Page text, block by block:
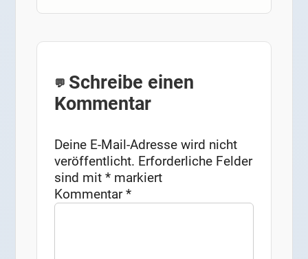
Schreibe einen
Kommentar
Deine E-Mail-Adresse wird nicht
veröffentlicht. Erforderliche Felder
sind mit* markiert
Kommentar*